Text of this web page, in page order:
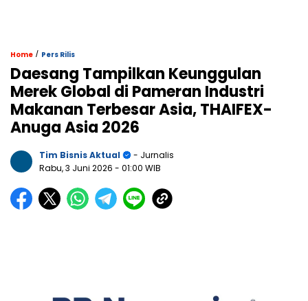
Home / Pers Rilis
Daesang Tampilkan Keunggulan
Merek Global di Pameran Industri
Makanan Terbesar Asia, THAIFEX-
Anuga Asia 2026
Tim Bisnis Aktual
- Jurnalis
Rabu, 3 Juni 2026 - 01:00 WIB